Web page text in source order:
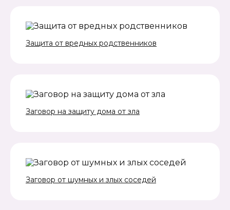
Защита от вредных родственников
Заговор на защиту дома от зла
Заговор от шумных и злых соседей